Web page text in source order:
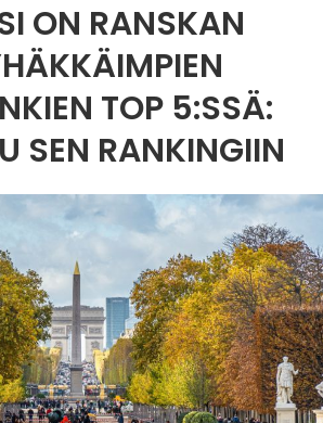
ON RANSKAN
TOP 5:SSÄ:
SEN RANKINGIIN